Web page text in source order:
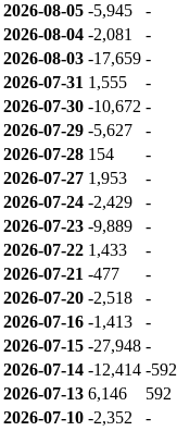
2026-08-05 -5,945 -
2026-08-04 -2,081 -
2026-08-03 -17,659 -
2026-07-31 1,555 -
2026-07-30 -10,672 -
2026-07-29 -5,627 -
2026-07-28 154 -
2026-07-27 1,953 -
2026-07-24 -2,429 -
2026-07-23 -9,889 -
2026-07-22 1,433 -
2026-07-21 -477 -
2026-07-20 -2,518 -
2026-07-16 -1,413 -
2026-07-15 -27,948 -
2026-07-14 -12,414 -592
2026-07-13 6,146 592
2026-07-10 -2,352 -